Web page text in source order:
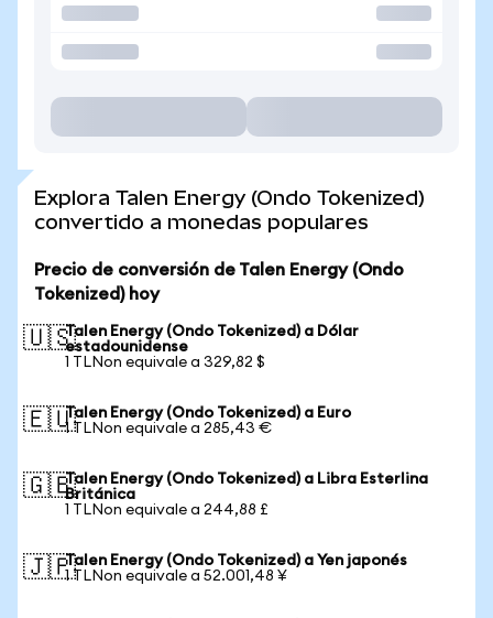
Explora Talen Energy (Ondo Tokenized)
convertido a monedas populares
Precio de conversión de Talen Energy (Ondo
Tokenized) hoy
🇺🇸Talen Energy (Ondo Tokenized) a Dólar
estadounidense
1 TLNon equivale a 329,82 $
🇪🇺Talen Energy (Ondo Tokenized) a Euro
1 TLNon equivale a 285,43 €
🇬🇧Talen Energy (Ondo Tokenized) a Libra Esterlina
Británica
1 TLNon equivale a 244,88 £
🇯🇵Talen Energy (Ondo Tokenized) a Yen japonés
1 TLNon equivale a 52.001,48 ¥